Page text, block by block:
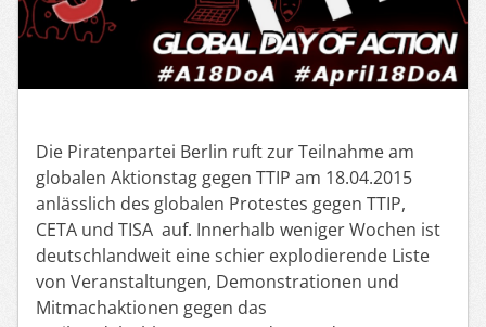
Die Piratenpartei Berlin ruft zur Teilnahme am
globalen Aktionstag gegen TTIP am 18.04.2015
anlässlich des globalen Protestes gegen TTIP,
CETA und TISA auf. Innerhalb weniger Wochen ist
deutschlandweit eine schier explodierende Liste
von Veranstaltungen, Demonstrationen und
Mitmachaktionen gegen das